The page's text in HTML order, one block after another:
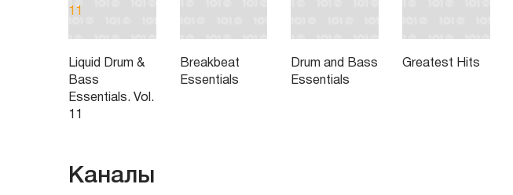
Liquid Drum &
Bass
Essentials. Vol.
11
Breakbeat
Essentials
Drum and Bass
Essentials
Greatest Hits
Каналы